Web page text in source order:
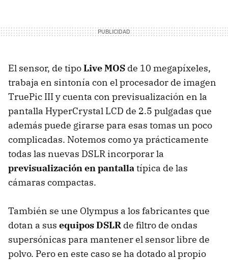
El sensor, de tipoLive MOS de 10 megapíxeles,
trabaja en sintonía con el procesador de imagen
TruePic III y cuenta con previsualización en la
pantalla HyperCrystal LCD de 2.5 pulgadas que
además puede girarse para esas tomas un poco
complicadas. Notemos como ya prácticamente
todas las nuevas DSLR incorporar la
previsualización en pantallatípica de las
cámaras compactas.
También se une Olympus a los fabricantes que
dotan a sus equipos DSLR de filtro de ondas
supersónicas para mantener el sensor libre de
polvo. Pero en este caso se ha dotado al propio